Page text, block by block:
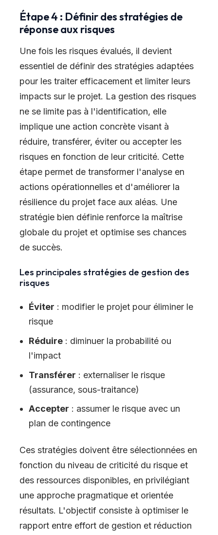
Étape 4 : Définir des stratégies de
réponse aux risques
Une fois les risques évalués, il devient
essentiel de définir des stratégies adaptées
pour les traiter efficacement et limiter leurs
impacts sur le projet. La gestion des risques
ne se limite pas à l'identification, elle
implique une action concrète visant à
réduire, transférer, éviter ou accepter les
risques en fonction de leur criticité. Cette
étape permet de transformer l'analyse en
actions opérationnelles et d'améliorer la
résilience du projet face aux aléas. Une
stratégie bien définie renforce la maîtrise
globale du projet et optimise ses chances
de succès.
Les principales stratégies de gestion des
risques
Éviter : modifier le projet pour éliminer le
risque
Réduire : diminuer la probabilité ou
l'impact
Transférer : externaliser le risque
(assurance, sous-traitance)
Accepter : assumer le risque avec un
plan de contingence
Ces stratégies doivent être sélectionnées en
fonction du niveau de criticité du risque et
des ressources disponibles, en privilégiant
une approche pragmatique et orientée
résultats. L'objectif consiste à optimiser le
rapport entre effort de gestion et réduction